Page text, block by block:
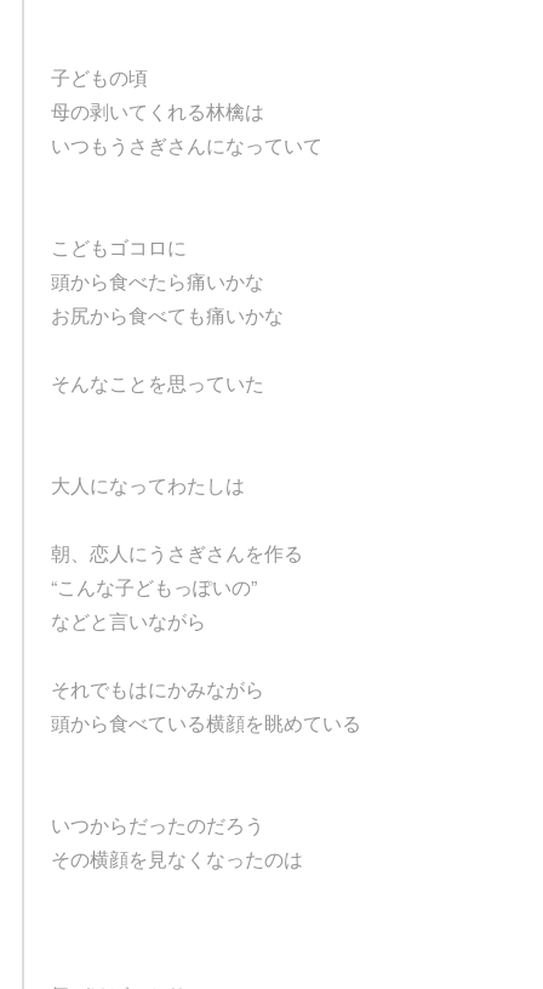
子どもの頃
母の剥いてくれる林檎は
いつもうさぎさんになっていて
こどもゴコロに
頭から食べたら痛いかな
お尻から食べても痛いかな
そんなことを思っていた
大人になってわたしは
朝、恋人にうさぎさんを作る
“こんな子どもっぽいの”
などと言いながら
それでもはにかみながら
頭から食べている横顔を眺めている
いつからだったのだろう
その横顔を見なくなったのは